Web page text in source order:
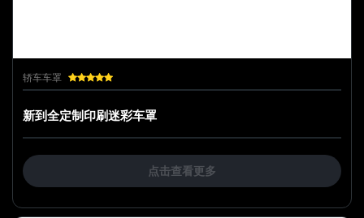
轿车车罩
新到全定制印刷迷彩车罩
点击查看更多